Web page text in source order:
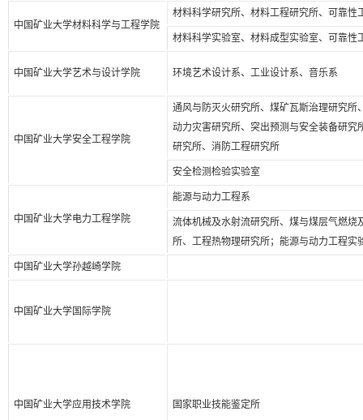
中国矿业大学材料科学与工程学院
材料科学研究所、材料工程研究所、可靠性
材料科学实验室、材料成型实验室、可靠性
中国矿业大学艺术与设计学院 环境艺术设计系、工业设计系、音乐系
中国矿业大学安全工程学院
通风与防灭火研究所、煤矿瓦斯治理研究所
动力灾害研究所、突出预测与安全装备研究
研究所、消防工程研究所
安全检测检验实验室
中国矿业大学电力工程学院
能源与动力工程系
流体机械及水射流研究所、煤与煤层气燃烧
所、工程热物理研究所；能源与动力工程实
中国矿业大学孙越崎学院
中国矿业大学国际学院
中国矿业大学应用技术学院 国家职业技能鉴定所